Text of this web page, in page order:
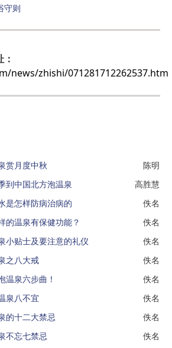
守则
news/zhishi/071281712262537.htm
赏月度中秋
陈明
到中国北方泡温泉
高胜慧
是怎样防病治病的
佚名
的温泉有保健功能？
佚名
小贴士及要注意的礼仪
佚名
之八大戒
佚名
温泉六步曲！
佚名
泉八不宜
佚名
的十二大禁忌
佚名
不忘七禁忌
佚名